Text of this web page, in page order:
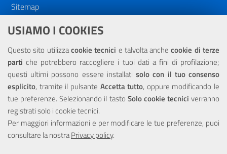
USIAMO I COOKIES
Questo sito utilizzacookie tecnici e talvolta anchecookie di terze
parti che potrebbero raccogliere i tuoi dati a fini di profilazione;
questi ultimi possono essere installatisolo con il tuo consenso
esplicito, tramite il pulsante Accetta tutto, oppure modificando le
tue preferenze. Selezionando il tasto Solo cookie tecnici verranno
registrati solo i cookie tecnici.
Per maggiori informazioni e per modificare le tue preferenze, puoi
consultare la nostraPrivacy policy.
Sitemap
Dichiarazione di accessibilità
NOTE LEGALI
Privacy
Portale realizzato con la partecipazione finanziaria dell'Unione
Europea tramite i fondi del POR Sicilia 2000/2006 Misura 6.05 -